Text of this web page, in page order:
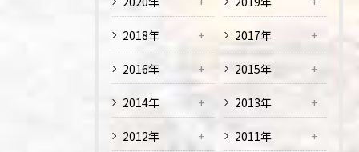
2018年 2017年
2016年 2015年
2014年 2013年
2012年 2011年